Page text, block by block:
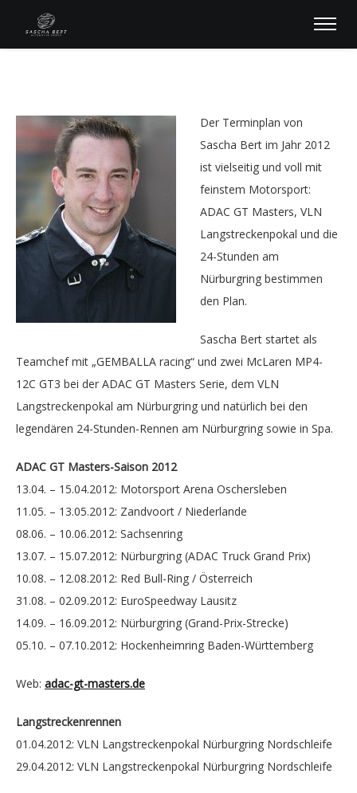
Der Terminplan von
Sascha Bert im Jahr 2012
ist vielseitig und voll mit
feinstem Motorsport:
ADAC GT Masters, VLN
Langstreckenpokal und die
24-Stunden am
Nürburgring bestimmen
den Plan.
Sascha Bert startet als
Teamchef mit „GEMBALLA racing“ und zwei McLaren MP4-
12C GT3 bei der ADAC GT Masters Serie, dem VLN
Langstreckenpokal am Nürburgring und natürlich bei den
legendären 24-Stunden-Rennen am Nürburgring sowie in Spa.
ADAC GT Masters-Saison 2012
13.04. – 15.04.2012: Motorsport Arena Oschersleben
11.05. – 13.05.2012: Zandvoort / Niederlande
08.06. – 10.06.2012: Sachsenring
13.07. – 15.07.2012: Nürburgring (ADAC Truck Grand Prix)
10.08. – 12.08.2012: Red Bull-Ring / Österreich
31.08. – 02.09.2012: EuroSpeedway Lausitz
14.09. – 16.09.2012: Nürburgring (Grand-Prix-Strecke)
05.10. – 07.10.2012: Hockenheimring Baden-Württemberg
Web: adac-gt-masters.de
Langstreckenrennen
01.04.2012: VLN Langstreckenpokal Nürburgring Nordschleife
29.04.2012: VLN Langstreckenpokal Nürburgring Nordschleife